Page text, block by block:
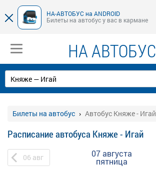
НА-АВТОБУС на ANDROID
Билеты на автобус у вас в кармане
НА АВТОБУС
Билеты на автобус Автобус Княже - Игай
Расписание автобуса Княже - Игай
06 авг 07 августа
пятница